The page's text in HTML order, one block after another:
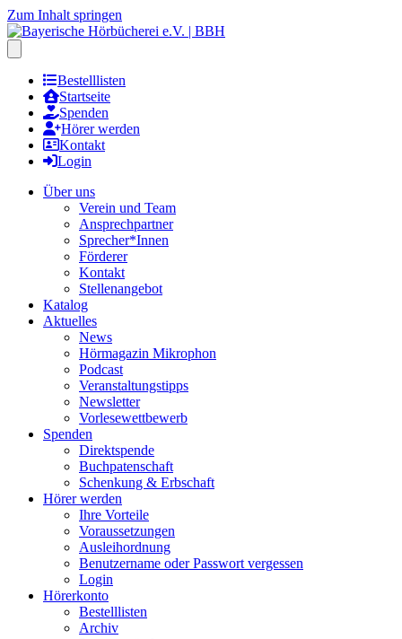
Zum Inhalt springen
Bestelllisten
Startseite
Spenden
Hörer werden
Kontakt
Login
Über uns
Verein und Team
Ansprechpartner
Sprecher*Innen
Förderer
Kontakt
Stellenangebot
Katalog
Aktuelles
News
Hörmagazin Mikrophon
Podcast
Veranstaltungstipps
Newsletter
Vorlesewettbewerb
Spenden
Direktspende
Buchpatenschaft
Schenkung & Erbschaft
Hörer werden
Ihre Vorteile
Voraussetzungen
Ausleihordnung
Benutzername oder Passwort vergessen
Login
Hörerkonto
Bestelllisten
Archiv